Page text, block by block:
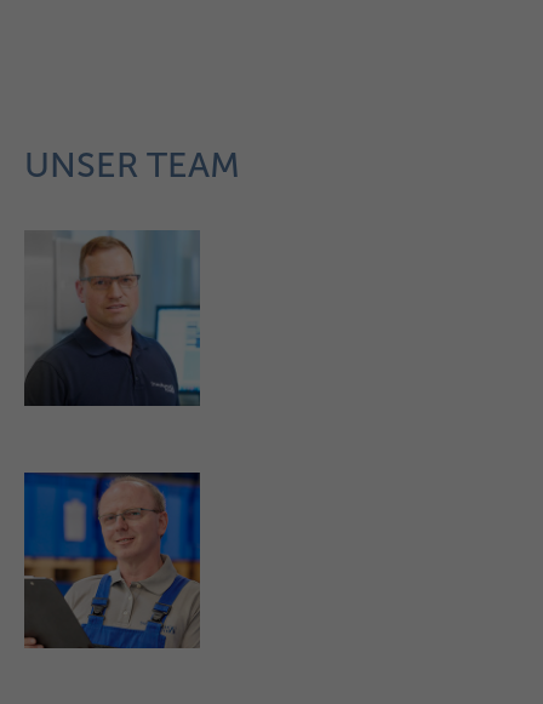
UNSER TEAM
j.thomas@strassburger-filter.de
d.wiatrek@strassburger-filter.de